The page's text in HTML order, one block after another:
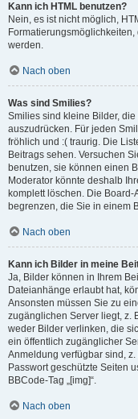
Kann ich HTML benutzen?
Nein, es ist nicht möglich,
werden.
Nach oben
Was sind Smilies?
Smilies sind kleine Bilder,
auszudrücken. Für jeden
fröhlich und :( traurig. Die
Beitrags sehen. Versuchen
benutzen, sie können einen
Moderator könnte deshalb
komplett löschen. Die
begrenzen, die Sie in einem
Nach oben
Kann ich Bilder in meine
Ja, Bilder können in Ihrem
Dateianhänge erlaubt hat,
Ansonsten müssen Sie zu
zugänglichen Server liegt, z.
weder Bilder verlinken, die
ein öffentlich zugänglicher
Anmeldung verfügbar sind,
Passwort geschützte Seiten
BBCode-Tag „[img]“.
Nach oben